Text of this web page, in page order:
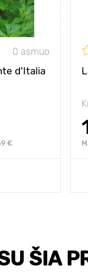
0 asmuo
d'Italia
€
ŠIA